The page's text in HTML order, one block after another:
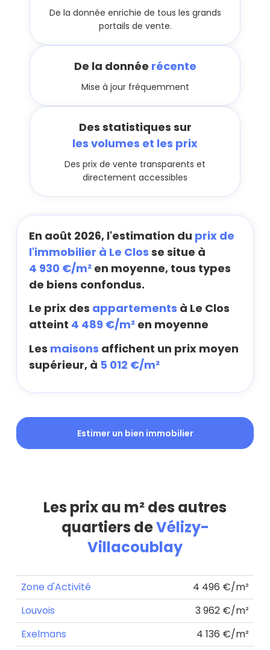
De la donnée enrichie de tous les grands
portails de vente.
De la donnée récente
Mise à jour fréquemment
Des statistiques sur
les volumes et les prix
Des prix de vente transparents et
directement accessibles
En août 2026, l'estimation du prix de
l'immobilier à Le Clos se situe à
4 930 €/m² en moyenne, tous types
de biens confondus.
Le prix des appartements à Le Clos
atteint 4 489 €/m² en moyenne
Les maisons affichent un prix moyen
supérieur, à 5 012 €/m²
Estimer un bien immobilier
Les prix au m² des autres
quartiers deVélizy-
Villacoublay
Zone d'Activité
4 496 €/m²
Louvois
3 962 €/m²
Exelmans
4 136 €/m²